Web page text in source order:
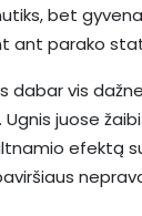
bet
ant parako
dabar vis
juose
efektą